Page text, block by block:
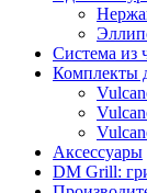
Система из
Комплекты
Аксессуары
DM Grill: